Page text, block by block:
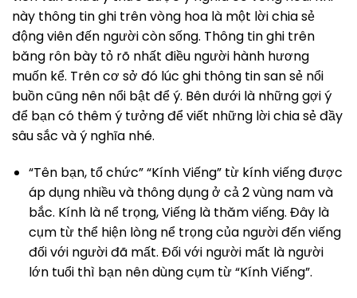
này thông tin ghi trên vòng hoa là một lời chia sẻ
động viên đến người còn sống. Thông tin ghi trên
băng rôn bày tỏ rõ nhất điều người hành hương
muốn kể. Trên cơ sở đó lúc ghi thông tin san sẻ nổi
buồn cũng nên nổi bật để ý. Bên dưới là những gợi ý
để bạn có thêm ý tưởng để viết những lời chia sẻ đầy
sâu sắc và ý nghĩa nhé.
“Tên bạn, tổ chức” “Kính Viếng” từ kính viếng được
áp dụng nhiều và thông dụng ở cả 2 vùng nam và
bắc. Kính là nể trọng, Viếng là thăm viếng. Đây là
cụm từ thể hiện lòng nể trọng của người đến viếng
đối với người đã mất. Đối với người mất là người
lớn tuổi thì bạn nên dùng cụm từ “Kính Viếng”.